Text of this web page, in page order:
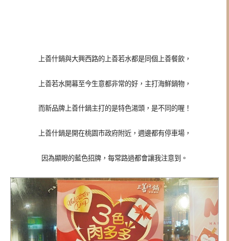
上善什鍋與大興西路的上善若水都是同個上善餐飲，
上善若水開幕至今生意都非常的好，主打海鮮鍋物，
而新品牌上善什鍋主打的是特色湯頭，是不同的喔！
上善什鍋是開在桃園市政府附近，週邊都有停車場，
因為顯眼的藍色招牌，每常路過都會讓我注意到。